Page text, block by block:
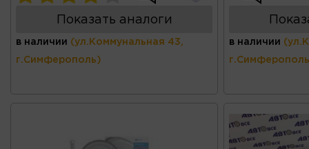
Показать аналоги
в наличии (ул.Коммунальная 43,
г.Симферополь)
в наличии